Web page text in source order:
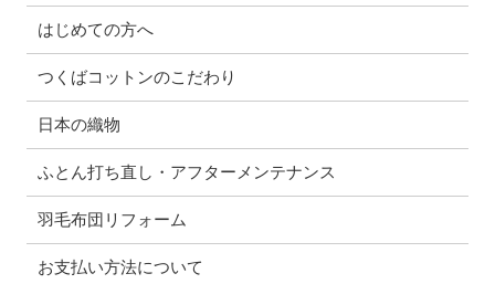
はじめての方へ
つくばコットンのこだわり
日本の織物
ふとん打ち直し・アフターメンテナンス
羽毛布団リフォーム
お支払い方法について